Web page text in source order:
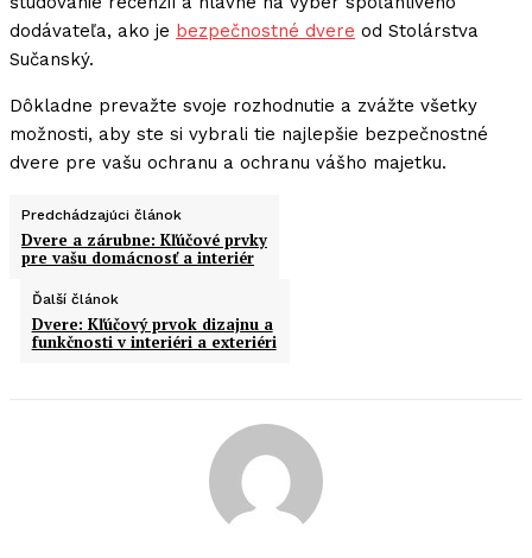
dodávateľa, ako je bezpečnostné dvere od Stolárstva
Sučanský.
Dôkladne prevažte svoje rozhodnutie a zvážte všetky
možnosti, aby ste si vybrali tie najlepšie bezpečnostné
dvere pre vašu ochranu a ochranu vášho majetku.
Predchádzajúci článok
Dvere a zárubne: Kľúčové prvky
pre vašu domácnosť a interiér
Ďalší článok
Dvere: Kľúčový prvok dizajnu a
funkčnosti v interiéri a exteriéri